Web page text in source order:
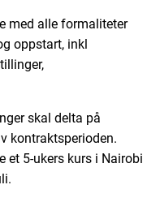
med alle formaliteter
oppstart, inkl
skal delta på
kontraktsperioden.
et 5-ukers kurs i Nairobi